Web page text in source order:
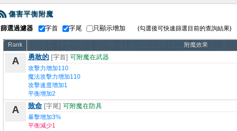
傷害平衡附魔
篩選過濾器 字首 字尾 只顯示增加 (勾選後可快速篩選目前的查詢結果)
Rank 附魔效果
A 勇敢的 [字首] 可附魔在武器
攻擊力增加110
魔法攻擊力增加110
攻擊速度增加1
平衡增加2
A 致命 [字尾] 可附魔在防具
暴擊增加3%
平衡減少1